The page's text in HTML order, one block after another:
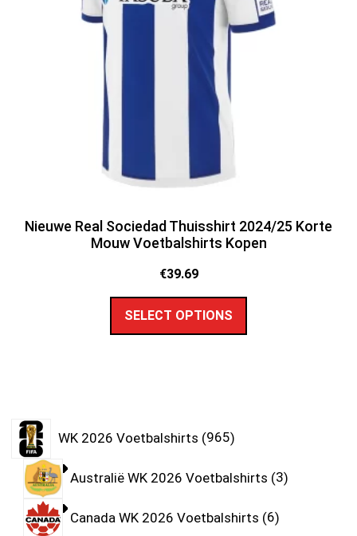
Nieuwe Real Sociedad Thuisshirt 2024/25 Korte
Mouw Voetbalshirts Kopen
€39.69
SELECT OPTIONS
WK 2026 Voetbalshirts 965
Australië WK 2026 Voetbalshirts 3
Canada WK 2026 Voetbalshirts 6